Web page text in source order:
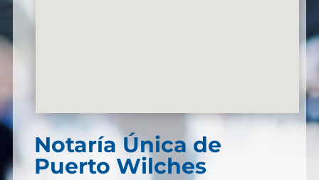
Notaría Única de
Puerto Wilches